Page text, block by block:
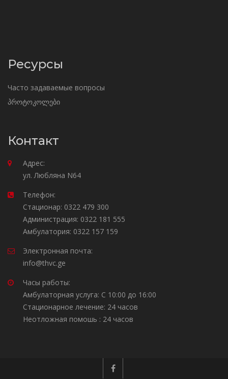
Ресурсы
Часто задаваемые вопросы
პროტოკოლები
Контакт
Адрес:
ул. Любляна N64
Телефон:
Стационар: 0322 479 300
Администрация: 0322 181 555
Амбулатория: 0322 157 159
Электронная почта:
info@thvc.ge
Часы работы:
Амбулаторная услуга: С 10:00 до 16:00
Стационарное лечение: 24 часов
Неотложная помошь : 24 часов